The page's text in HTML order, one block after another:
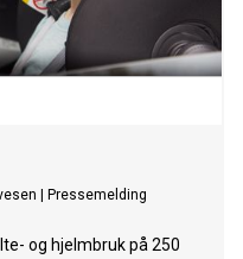
Pressemelding
og hjelmbruk på 250